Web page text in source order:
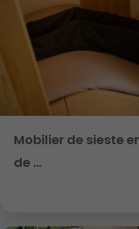
Mobilier de sieste
de …